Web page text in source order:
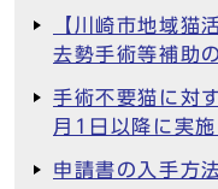
【川崎市地域猫
去勢手術等補助
手術不要猫に対
月1日以降に実
申請書の入手方